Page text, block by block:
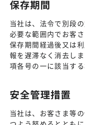
保存期間
当社は、法令で別段
必要な範囲内でお客
保存期間経過後又は
報を遅滞なく消去し
項各号の一に該当す
安全管理措置
当社は、お客さま等